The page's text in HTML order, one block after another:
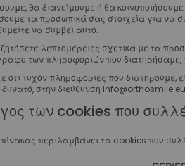
θα διανείμουμε ή θα
τα προσωπικά σας στοιχεία για να
να συμβεί αυτό.
λεπτομέρειες σχετικά με τα
των πληροφοριών που
ότι τυχόν πληροφορίες που
δυνατό, στην διεύθυνση
των cookies που
περιλαμβάνει τα cookies που